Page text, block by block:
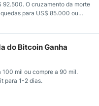
92.500. O cruzamento da morte
para US$ 85.000 ou
do Bitcoin Ganha
mil ou compre a 90 mil.
para 1-2 dias.